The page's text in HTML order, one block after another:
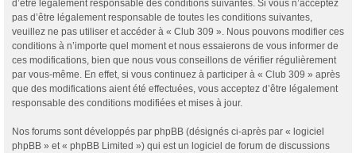
d’être légalement responsable des conditions suivantes. Si vous n’acceptez
pas d’être légalement responsable de toutes les conditions suivantes,
veuillez ne pas utiliser et accéder à « Club 309 ». Nous pouvons modifier ces
conditions à n’importe quel moment et nous essaierons de vous informer de
ces modifications, bien que nous vous conseillons de vérifier régulièrement
par vous-même. En effet, si vous continuez à participer à « Club 309 » après
que des modifications aient été effectuées, vous acceptez d’être légalement
responsable des conditions modifiées et mises à jour.
Nos forums sont développés par phpBB (désignés ci-après par « logiciel
phpBB » et « phpBB Limited ») qui est un logiciel de forum de discussions